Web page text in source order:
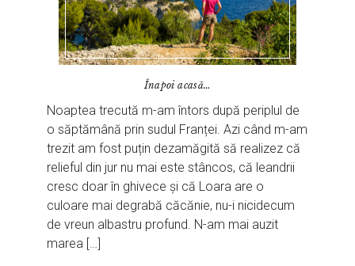
Înapoi acasă…
Noaptea trecută m-am întors după periplul de
o săptămână prin sudul Franței. Azi când m-am
trezit am fost puțin dezamăgită să realizez că
relieful din jur nu mai este stâncos, că leandrii
cresc doar în ghivece și că Loara are o
culoare mai degrabă căcănie, nu-i nicidecum
de vreun albastru profund. N-am mai auzit
marea […]